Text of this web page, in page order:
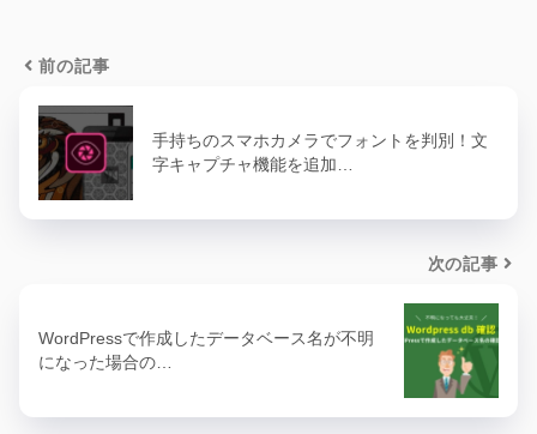
前の記事
手持ちのスマホカメラでフォントを判別！文
字キャプチャ機能を追加…
次の記事
WordPressで作成したデータベース名が不明
になった場合の…